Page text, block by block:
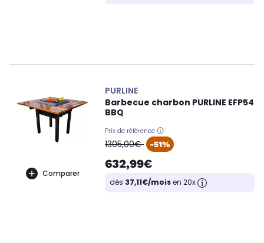
Comparer
PURLINE
Barbecue charbon PURLINE EFP54
BBQ
Prix de référence
oldPrice
1305,00€ -51%
632,99€
dès 37,11€/moisen 20x